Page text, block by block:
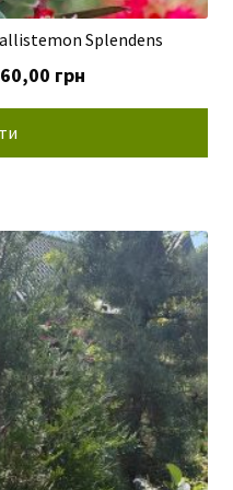
Splendens
Оригінальна
грн.
60,00 грн